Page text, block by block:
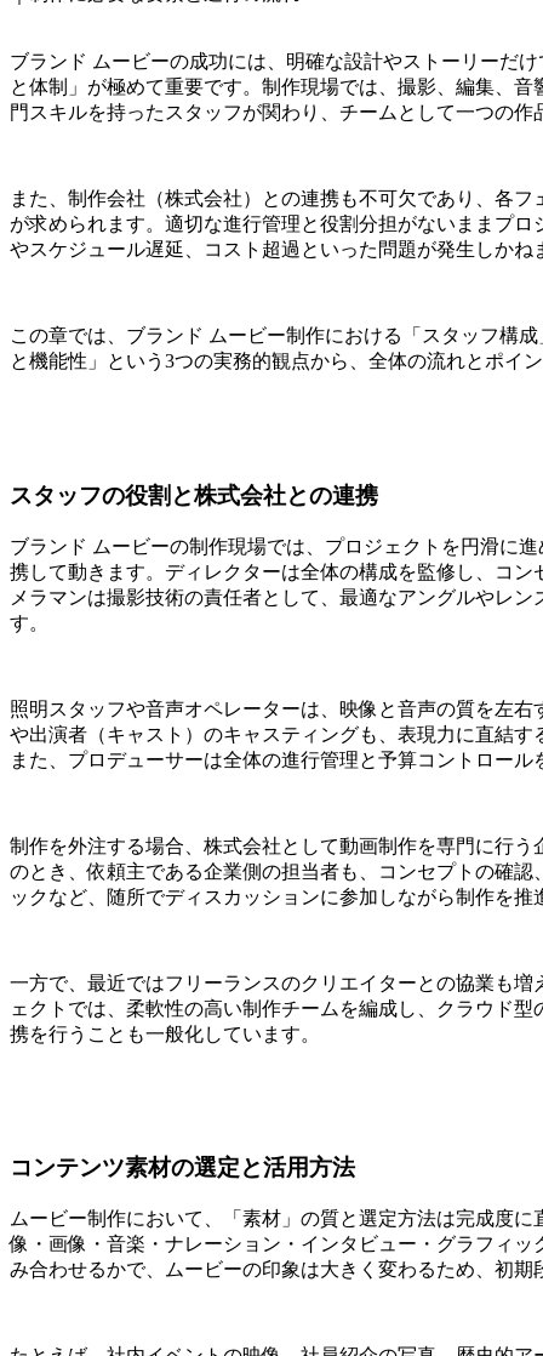
ブランド ムービーの成功には、明確な設計やストーリーだ
と体制」が極めて重要です。制作現場では、撮影、編集、
門スキルを持ったスタッフが関わり、チームとして一つの作
また、制作会社（株式会社）との連携も不可欠であり、各
が求められます。適切な進行管理と役割分担がないままプ
やスケジュール遅延、コスト超過といった問題が発生しかね
この章では、ブランド ムービー制作における「スタッフ構
と機能性」という3つの実務的観点から、全体の流れとポイ
スタッフの役割と株式会社との連携
ブランド ムービーの制作現場では、プロジェクトを円滑に
携して動きます。ディレクターは全体の構成を監修し、コ
メラマンは撮影技術の責任者として、最適なアングルやレ
す。
照明スタッフや音声オペレーターは、映像と音声の質を左
や出演者（キャスト）のキャスティングも、表現力に直結
また、プロデューサーは全体の進行管理と予算コントロー
制作を外注する場合、株式会社として動画制作を専門に行
のとき、依頼主である企業側の担当者も、コンセプトの確
ックなど、随所でディスカッションに参加しながら制作を
一方で、最近ではフリーランスのクリエイターとの協業も
ェクトでは、柔軟性の高い制作チームを編成し、クラウド
携を行うことも一般化しています。
コンテンツ素材の選定と活用方法
ムービー制作において、「素材」の質と選定方法は完成度
像・画像・音楽・ナレーション・インタビュー・グラフィ
み合わせるかで、ムービーの印象は大きく変わるため、初